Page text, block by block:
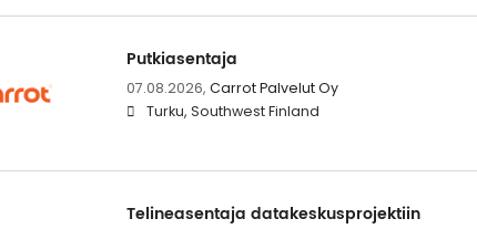
Putkiasentaja
07.08.2026, Carrot Palvelut Oy
Turku, Southwest Finland
Telineasentaja datakeskusprojektiin